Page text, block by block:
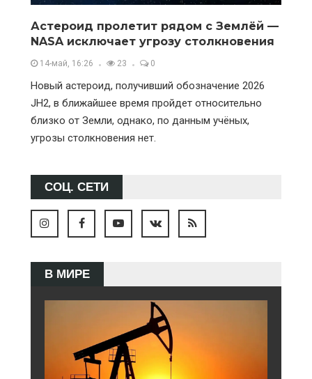
Астероид пролетит рядом с Землёй —
NASA исключает угрозу столкновения
14-май, 16:26 23 0
Новый астероид, получивший обозначение 2026
JH2, в ближайшее время пройдет относительно
близко от Земли, однако, по данным учёных,
угрозы столкновения нет.
СОЦ. СЕТИ
В МИРЕ